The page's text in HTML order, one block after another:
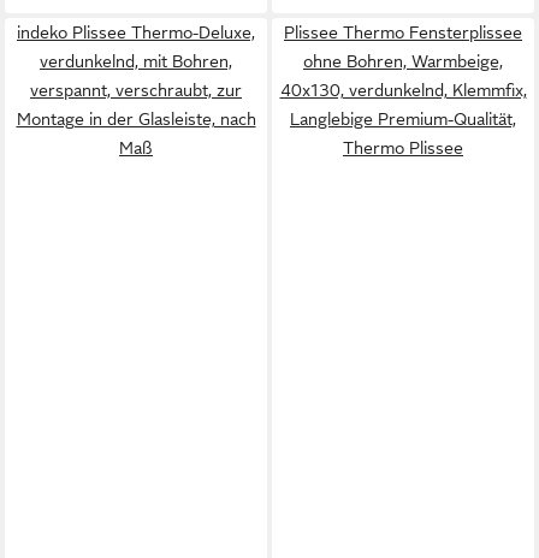
indeko Plissee Thermo-Deluxe,
verdunkelnd, mit Bohren,
verspannt, verschraubt, zur
Montage in der Glasleiste, nach
Maß
Plissee Thermo Fensterplissee
ohne Bohren, Warmbeige,
40x130, verdunkelnd, Klemmfix,
Langlebige Premium-Qualität,
Thermo Plissee